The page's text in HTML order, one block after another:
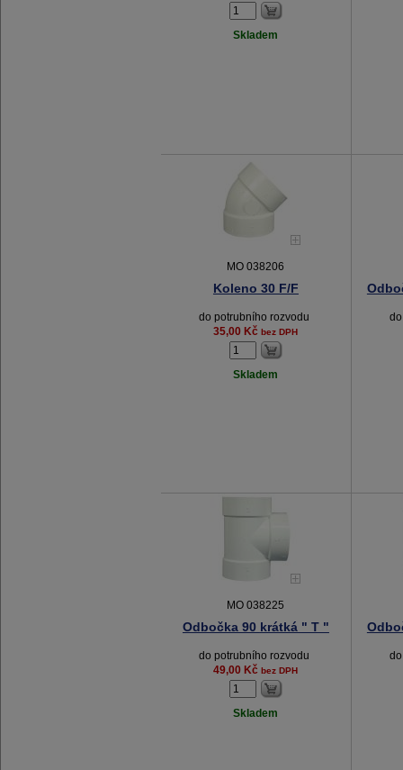
Skladem
MO 038206
Koleno 30 F/F
do potrubního rozvodu
35,00 Kč bez DPH
Skladem
MO 038225
Odbočka 90 krátká " T "
do potrubního rozvodu
49,00 Kč bez DPH
Skladem